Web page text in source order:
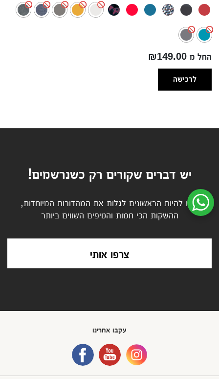
עד
החל מ ₪149.00
לרכישה
יש דברים שקורים רק כשנרשמים!
בואו להיות הראשונים לגלות את המהדורות המיוחדות,
ההשקות הכי חמות והטיפים השווים ביותר
צרפו אותי
עקבו אחרינו
שיחת ווטסאפ עם שירות הלקוחות